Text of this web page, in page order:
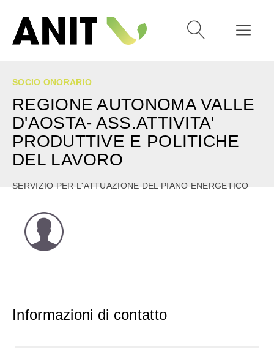
SOCIO ONORARIO
REGIONE AUTONOMA VALLE
D'AOSTA- ASS.ATTIVITA'
PRODUTTIVE E POLITICHE
DEL LAVORO
SERVIZIO PER L'ATTUAZIONE DEL PIANO ENERGETICO
Informazioni di contatto